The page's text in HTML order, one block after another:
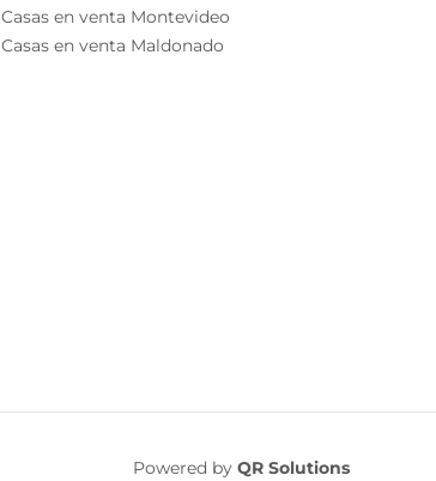
Casas en venta Montevideo
Casas en venta Maldonado
Powered by QR Solutions